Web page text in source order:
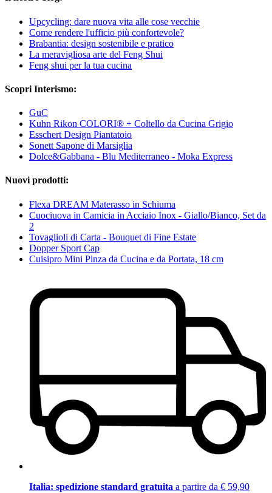
Upcycling: dare nuova vita alle cose vecchie
Come rendere l'ufficio più confortevole?
Brabantia: design sostenibile e pratico
La meravigliosa arte del Feng Shui
Feng shui per la tua cucina
Scopri Interismo:
GuC
Kuhn Rikon COLORI® + Coltello da Cucina Grigio
Esschert Design Piantatoio
Sonett Sapone di Marsiglia
Dolce&Gabbana - Blu Mediterraneo - Moka Express
Nuovi prodotti:
Flexa DREAM Materasso in Schiuma
Cuociuova in Camicia in Acciaio Inox - Giallo/Bianco, Set da
2
Tovaglioli di Carta - Bouquet di Fine Estate
Dopper Sport Cap
Cuisipro Mini Pinza da Cucina e da Portata, 18 cm
Italia: spedizione standard gratuita a partire da € 59,90